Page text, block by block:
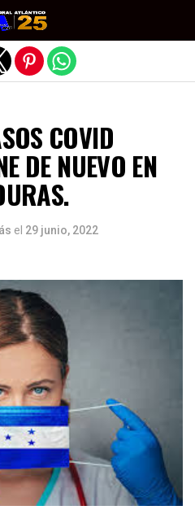
COVID
DE NUEVO EN
el 29 junio, 2022
versión móvil